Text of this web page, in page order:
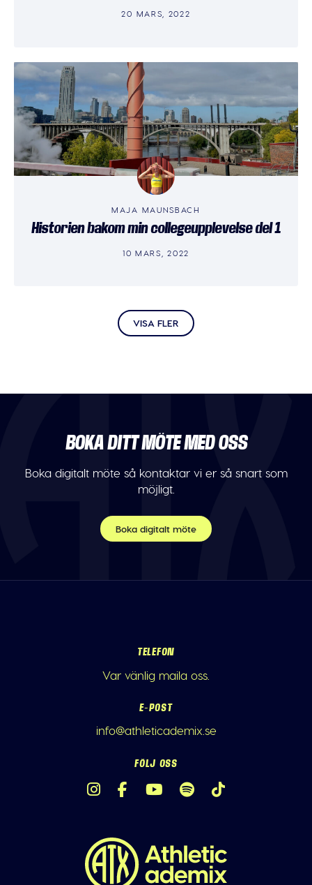
20 MARS, 2022
MAJA MAUNSBACH
Historien bakom min collegeupplevelse del 1
10 MARS, 2022
VISA FLER
BOKA DITT MÖTE MED OSS
Boka digitalt möte så kontaktar vi er så snart som
möjligt.
Boka digitalt möte
TELEFON
Var vänlig maila oss.
E-POST
info@athleticademix.se
FÖLJ OSS